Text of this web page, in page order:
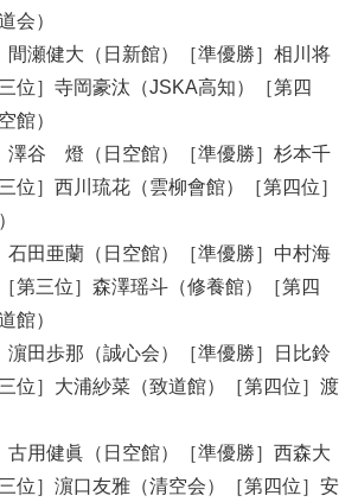
会）
瀬健大（日新館）［準優勝］相川将
位］寺岡豪汰（JSKA高知）［第四
館）
澤谷 燈（日空館）［準優勝］杉本千
位］西川琉花（雲柳會館）［第四位］
田亜蘭（日空館）［準優勝］中村海
第三位］森澤瑶斗（修養館）［第四
館）
田歩那（誠心会）［準優勝］日比鈴
位］大浦紗菜（致道館）［第四位］渡
用健眞（日空館）［準優勝］西森大
位］濵口友雅（清空会）［第四位］安